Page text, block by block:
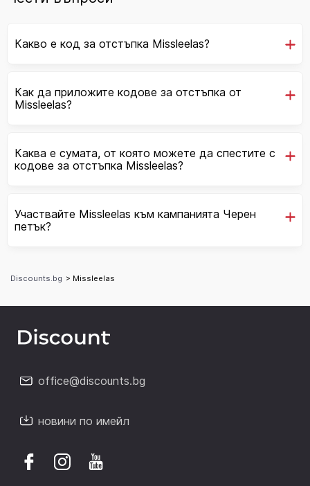
Какво е код за отстъпка Missleelas?
Как да приложите кодове за отстъпка от
Missleelas?
Каква е сумата, от която можете да спестите с
кодове за отстъпка Missleelas?
Участвайте Missleelas към кампанията Черен
петък?
Discounts.bg > Missleelas
office@discounts.bg
новини по имейл